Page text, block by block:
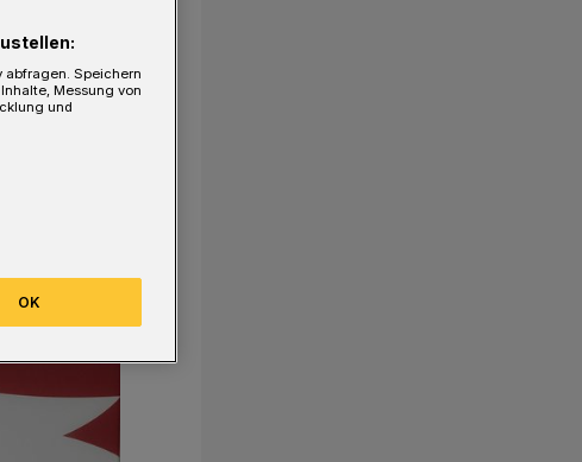
Speichern
Messung von
und
OK